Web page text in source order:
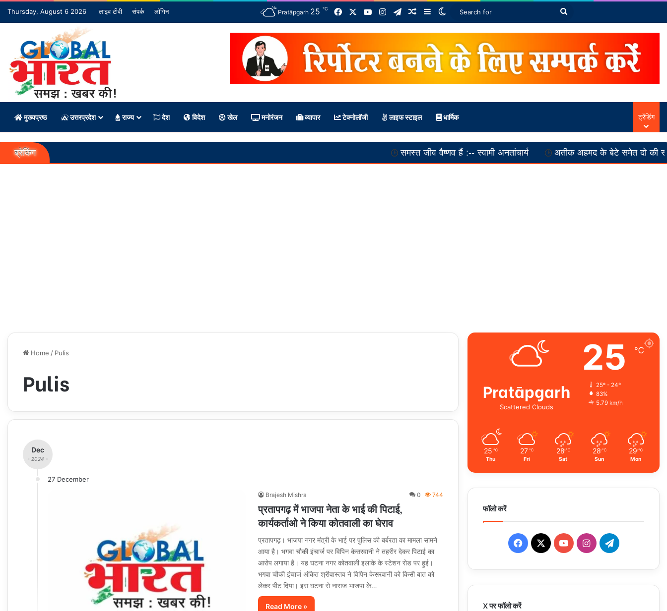
Thursday, August 6 2026 लाइव टीवी संपर्क लॉगिन Pratāpgarh 25 ℃ FacebookYouTubeInstagram
TelegramRandom Article
SidebarSwitch skin
Search
मुख्यप्रष्ठ उत्तरप्रदेश राज्य देश विदेश खेल मनोरंजन व्यापार टेक्नोलॉजी लाइफ स्टाइल धार्मिक ट्रेंडिंग
ब्रेकिंग समस्त जीव वैष्णव हैं :-- स्वामी अनतांचार्य अतीक अहमद के बेटे समेत दो की सड़क हादसे में
Home / Pulis
Pulis
Dec
- 2024 -
27 December
Brajesh Mishra 0 744
प्रतापगढ़ में भाजपा नेता के भाई की पिटाई,
कार्यकर्ताओ ने किया कोतवाली का घेराव
प्रतापगढ़। भाजपा नगर मंत्री के भाई पर पुलिस की बर्बरता का मामला सामने
आया है। भगवा चौकी इंचार्ज पर विपिन केसरवानी ने तहरीर देकर पिटाई का
आरोप लगाया है। यह घटना नगर कोतवाली इलाके के स्टेशन रोड पर हुई।
भगवा चौकी इंचार्ज अंकित श्रीवास्तव ने विपिन केसरवानी को किसी बात को
लेकर पीट दिया। इस घटना से नाराज भाजपा के…
Read More »
Pratāpgarh
Scattered Clouds
25 ℃
25º - 24º
83%
5.79 km/h
25 ℃
Thu
27 ℃
Fri
28 ℃
Sat
28 ℃
Sun
29 ℃
Mon
फॉलो करें
Facebook
X YouTubeInstagramTelegram
X पर फॉलो करें